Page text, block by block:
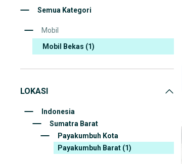
Semua Kategori
Mobil
Mobil Bekas (1)
LOKASI
Indonesia
Sumatra Barat
Payakumbuh Kota
Payakumbuh Barat (1)